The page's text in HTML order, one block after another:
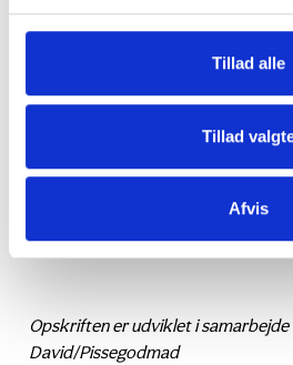
Tillad alle
Tillad
Afvis
shakshuka. Kan du mærke
mums!
Opskriften er udviklet i samarbejde
David/Pissegodmad